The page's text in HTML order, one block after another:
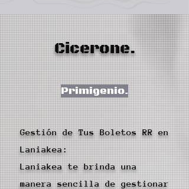
Cicerone.
Primigenio.
Gestión de Tus Boletos RR en
Laniakea:
Laniakea te brinda una
manera sencilla de gestionar